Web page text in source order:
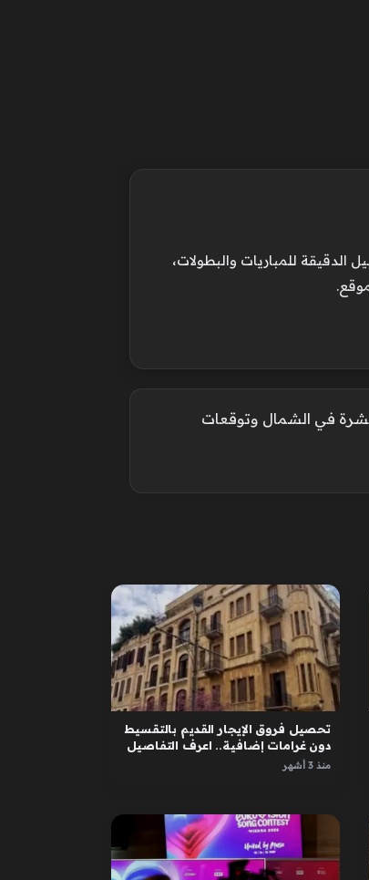
للمباريات والبطولات،
في الشمال وتوقعات
تحصيل فروق الإيجار القديم بالتقسيط
دون غرامات إضافية.. اعرف التفاصيل
منذ 3 أشهر